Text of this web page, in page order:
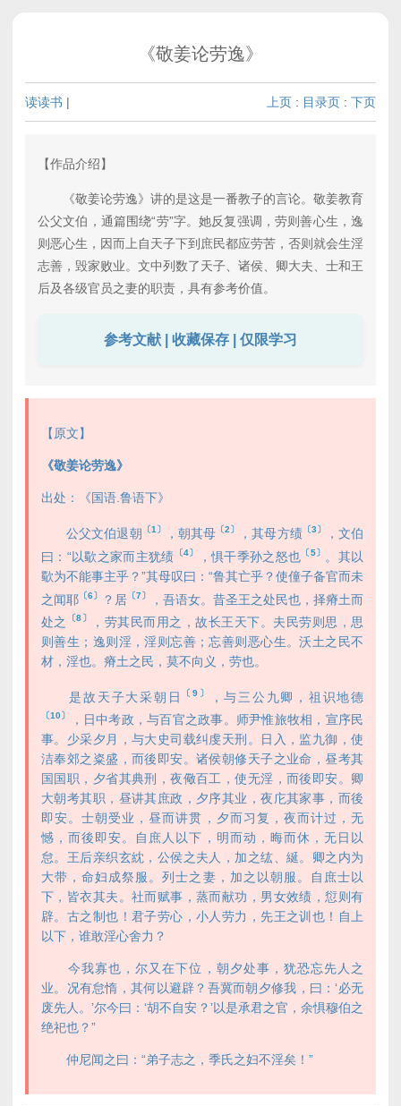
《敬姜论劳逸》
读读书 | 上页 : 目录页 : 下页
【作品介绍】
《敬姜论劳逸》讲的是这是一番教子的言论。敬姜教育
公父文伯，通篇围绕“劳”字。她反复强调，劳则善心生，逸
则恶心生，因而上自天子下到庶民都应劳苦，否则就会生淫
志善，毁家败业。文中列数了天子、诸侯、卿大夫、士和王
后及各级官员之妻的职责，具有参考价值。
参考文献 | 收藏保存 | 仅限学习
【原文】
《敬姜论劳逸》
出处：《国语.鲁语下》
公父文伯退朝 〔1〕 ，朝其母 〔2〕 ，其母方绩 〔3〕
，文伯
曰：“以歜之家而主犹绩 〔4〕 ，惧干季孙之怒也 〔5〕
。其以
歜为不能事主乎？”其母叹曰：“鲁其亡乎？使僮子备官而未
之闻耶 〔6〕 ？居 〔7〕
，吾语女。昔圣王之处民也，择瘠土而
处之
〔8〕
，劳其民而用之，故长王天下。夫民劳则思，思
则善生；逸则淫，淫则忘善；忘善则恶心生。沃土之民不
材，淫也。瘠土之民，莫不向义，劳也。
是故天子大采朝日 〔9〕 ，与三公九卿，祖识地德
〔10〕
，日中考政，与百官之政事。师尹惟旅牧相，宣序民
事。少采夕月，与大史司载纠虔天刑。日入，监九御，使
洁奉郊之粢盛，而後即安。诸侯朝修天子之业命，昼考其
国国职，夕省其典刑，夜儆百工，使无淫，而後即安。卿
大朝考其职，昼讲其庶政，夕序其业，夜庀其家事，而後
即安。士朝受业，昼而讲贯，夕而习复，夜而计过，无
憾，而後即安。自庶人以下，明而动，晦而休，无日以
怠。王后亲织玄紞，公侯之夫人，加之纮、綖。卿之内为
大带，命妇成祭服。列士之妻，加之以朝服。自庶士以
下，皆衣其夫。社而赋事，蒸而献功，男女效绩，愆则有
辟。古之制也！君子劳心，小人劳力，先王之训也！自上
以下，谁敢淫心舍力？
今我寡也，尔又在下位，朝夕处事，犹恐忘先人之
业。况有怠惰，其何以避辟？吾冀而朝夕修我，曰：‘必无
废先人。’尔今曰：‘胡不自安？’以是承君之官，余惧穆伯之
绝祀也？”
仲尼闻之曰：“弟子志之，季氏之妇不淫矣！”